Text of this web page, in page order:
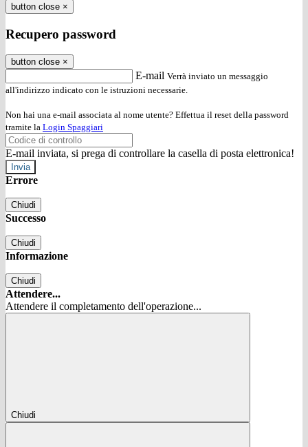
button close ×
Recupero password
button close ×
E-mail Verrà inviato un messaggio
all'indirizzo indicato con le istruzioni necessarie.
Non hai una e-mail associata al nome utente? Effettua il reset della password
tramite la Login Spaggiari
E-mail inviata, si prega di controllare la casella di posta elettronica!
Errore
Chiudi
Successo
Chiudi
Informazione
Chiudi
Attendere...
Attendere il completamento dell'operazione...
Chiudi